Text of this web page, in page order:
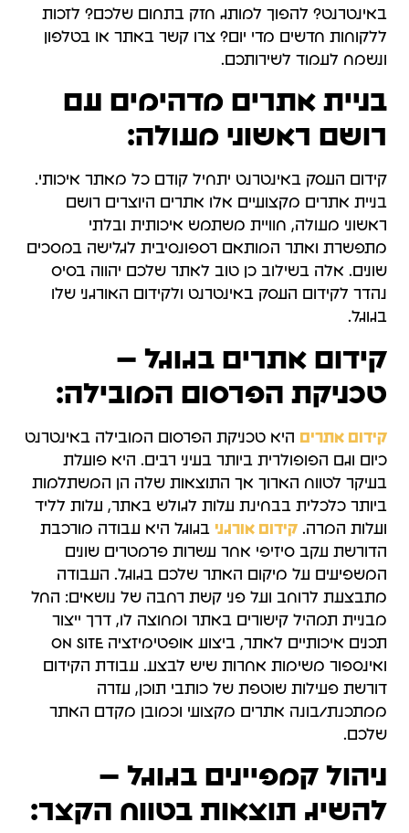
באינטרנט? להפוך למותג חזק בתחום שלכם? לזכות
ללקוחות חדשים מדי יום? צרו קשר באתר או בטלפון
ונשמח לעמוד לשירותכם.
בניית אתרים מדהימים עם
רושם ראשוני מעולה:
קידום העסק באינטרנט יתחיל קודם כל מאתר איכותי.
בניית אתרים מקצועיים אלו אתרים היוצרים רושם
ראשוני מעולה, חוויית משתמש איכותית ובלתי
מתפשרת ואתר המותאם רספונסיבית לגלישה במסכים
שונים. אלה בשילוב כן טוב לאתר שלכם יהווה בסיס
נהדר לקידום העסק באינטרנט ולקידום האורגני שלו
בגוגל.
קידום אתרים בגוגל –
טכניקת הפרסום המובילה:
קידום אתרים היא טכניקת הפרסום המובילה באינטרנט
כיום וגם הפופולרית ביותר בעיני רבים. היא פועלת
בעיקר לטווח הארוך אך התוצאות שלה הן המשתלמות
ביותר כלכלית בבחינת עלות לגולש באתר, עלות לליד
ועלות המרה. קידום אורגני בגוגל היא עבודה מורכבת
הדורשת עקב סיזיפי אחר עשרות פרמטרים שונים
המשפיעים על מיקום האתר שלכם בגוגל. העבודה
מתבצעת לרוחב ועל פני קשת רחבה של נושאים: החל
מבניית תמהיל קישורים באתר ומחוצה לו, דרך ייצור
תכנים איכותיים לאתר, ביצוע אופטימיזציה ON SITE
ואינספור משימות אחרות שיש לבצע. עבודת הקידום
דורשת פעילות שוטפת של כותבי תוכן, עזרה
ממתכנת/בונה אתרים מקצועי וכמובן מקדם האתר
שלכם.
ניהול קמפיינים בגוגל –
להשיג תוצאות בטווח הקצר: